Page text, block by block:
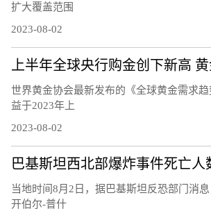
扩大覆盖范围
2023-08-02
世界黄金协会最新发布的《全球黄金需求
益于2023年上
2023-08-02
巴基斯坦西北部爆炸事件死亡人
当地时间8月2日，据巴基斯坦反恐部门消
开伯尔-普什